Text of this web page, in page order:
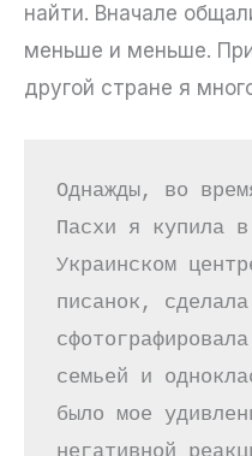
найти. Вначале
меньше и меньше.
другой стране я
Однажды, во
Пасхи я купила
Украинском
писанок,
семьей и
было мое